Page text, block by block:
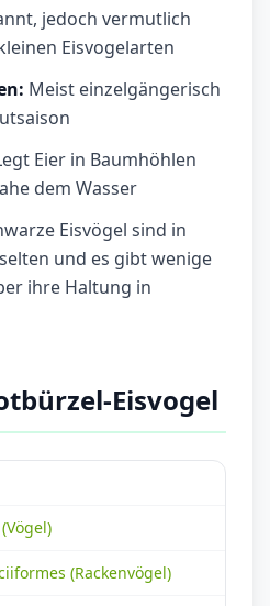
jedoch vermutlich
Eisvogelarten
Meist einzelgängerisch
Eier in Baumhöhlen
dem Wasser
Eisvögel sind in
und es gibt wenige
ihre Haltung in
Eisvogel
(Rackenvögel)